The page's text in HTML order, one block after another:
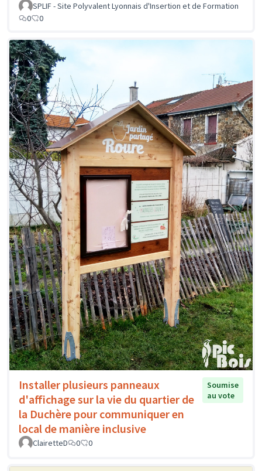
SPLIF - Site Polyvalent Lyonnais d'Insertion et de Formation
0
0
Installer plusieurs panneaux
d'affichage sur la vie du quartier de
la Duchère pour communiquer en
local de manière inclusive
Soumise
au vote
ClairetteD 0 0